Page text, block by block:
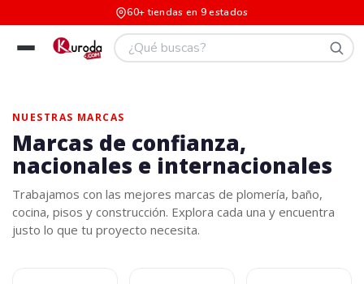
60+ tiendas en 9 estados
NUESTRAS MARCAS
Marcas de confianza,
nacionales e internacionales
Trabajamos con las mejores marcas de plomería, baño,
cocina, pisos y construcción. Explora cada una y encuentra
justo lo que tu proyecto necesita.